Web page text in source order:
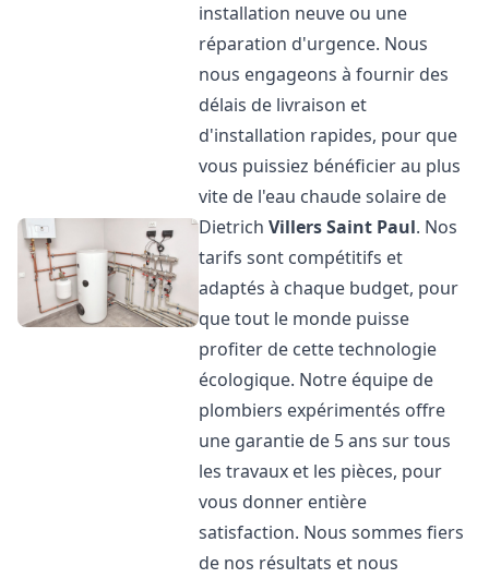
installation neuve ou une
réparation d'urgence. Nous
nous engageons à fournir des
délais de livraison et
d'installation rapides, pour que
vous puissiez bénéficier au plus
vite de l'eau chaude solaire de
DietrichVillers Saint Paul. Nos
tarifs sont compétitifs et
adaptés à chaque budget, pour
que tout le monde puisse
profiter de cette technologie
écologique. Notre équipe de
plombiers expérimentés offre
une garantie de 5 ans sur tous
les travaux et les pièces, pour
vous donner entière
satisfaction. Nous sommes fiers
de nos résultats et nous